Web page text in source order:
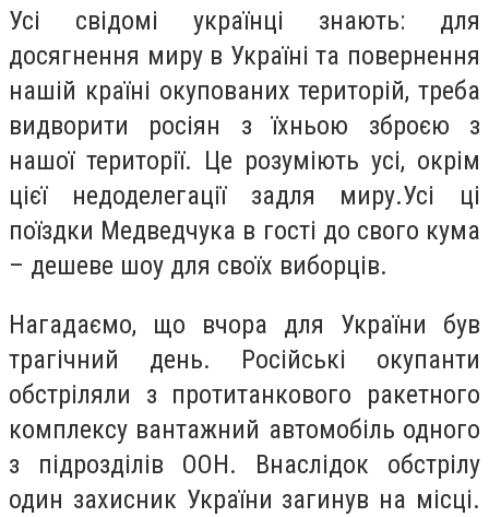
Усі свідомі українці знають: для
досягнення миру в Україні та повернення
нашій країні окупованих територій, треба
видворити росіян з їхньою зброєю з
нашої території. Це розуміють усі, окрім
цієї недоделегації задля миру.Усі ці
поїздки Медведчука в гості до свого кума
– дешеве шоу для своїх виборців.
Нагадаємо, що вчора для України був
трагічний день. Російські окупанти
обстріляли з протитанкового ракетного
комплексу вантажний автомобіль одного
з підрозділів ООН. Внаслідок обстрілу
один захисник України загинув на місці.